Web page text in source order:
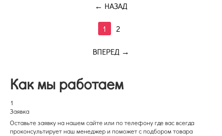
НАЗАД
1 2
ВПЕРЕД
Как мы работаем
1
Заявка
Оставьте заявку на нашем сайте или по телефону где вас всегда
проконсультирует наш менеджер и поможет с подбором товара